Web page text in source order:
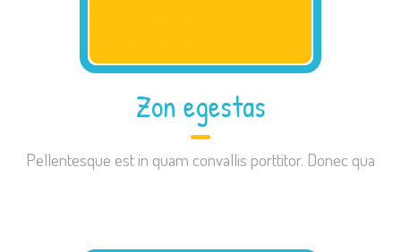
Zon egestas
Pellentesque est in quam convallis porttitor. Donec qua